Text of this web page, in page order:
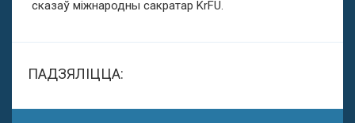
сказаў міжнародны сакратар KrFU.
ПАДЗЯЛІЦЦА: